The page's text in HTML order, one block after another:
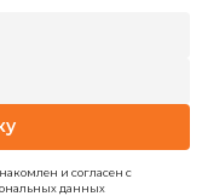
и согласен с
данных